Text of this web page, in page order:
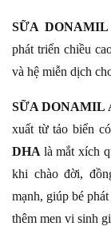
SỮA
phát triển chiều
và hệ miễn dịch
SỮA DONAMIL
xuất từ tảo biển
DHA là mắt xích
khi chào đời,
mạnh, giúp bé
thêm men vi sinh